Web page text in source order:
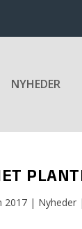
NYHEDER
2017 | Nyheder